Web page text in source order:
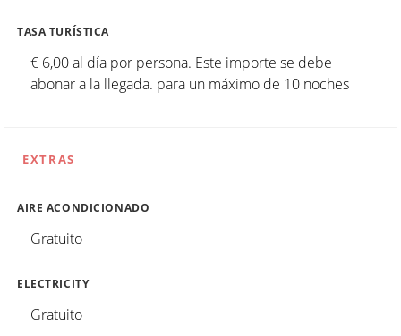
TASA TURÍSTICA
€ 6,00 al día por persona. Este importe se debe
abonar a la llegada. para un máximo de 10 noches
EXTRAS
AIRE ACONDICIONADO
Gratuito
ELECTRICITY
Gratuito